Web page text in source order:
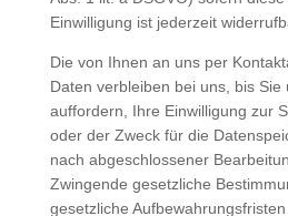
Einwilligung ist jederzeit
Die von Ihnen an uns per
Daten verbleiben bei uns, bis Sie
auffordern, Ihre Einwilligung zur
oder der Zweck für die
nach abgeschlossener
Zwingende gesetzliche
gesetzliche